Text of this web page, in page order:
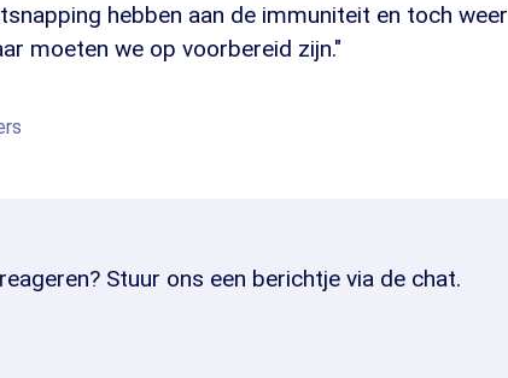
hebben aan de immuniteit en toch weer
moeten we op voorbereid zijn."
Stuur ons een berichtje via de chat.